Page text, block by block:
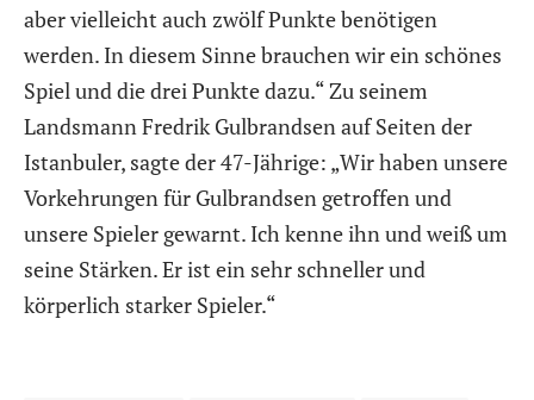
aber vielleicht auch zwölf Punkte benötigen
werden. In diesem Sinne brauchen wir ein schönes
Spiel und die drei Punkte dazu.“ Zu seinem
Landsmann Fredrik Gulbrandsen auf Seiten der
Istanbuler, sagte der 47-Jährige: „Wir haben unsere
Vorkehrungen für Gulbrandsen getroffen und
unsere Spieler gewarnt. Ich kenne ihn und weiß um
seine Stärken. Er ist ein sehr schneller und
körperlich starker Spieler.“